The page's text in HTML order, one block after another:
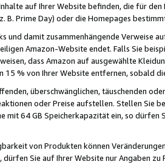
auf Ihrer Website befinden, die für
B. Prime Day) oder die Homepages
und damit zusammenhängende
Amazon-Website endet. Falls Sie
dass Amazon auf ausgewählte
15 % von Ihrer Website entfernen, sobald
überschwänglichen, täuschenden
oder Preise aufstellen. Stellen Sie
mit 64 GB Speicherkapazität ein, so dürfen
von Produkten können
Sie auf Ihrer Website nur Angaben